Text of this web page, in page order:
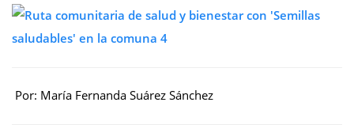
Por: María Fernanda Suárez Sánchez